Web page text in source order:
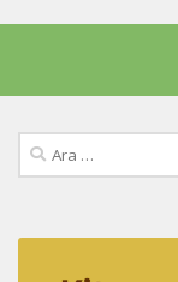
Arama: